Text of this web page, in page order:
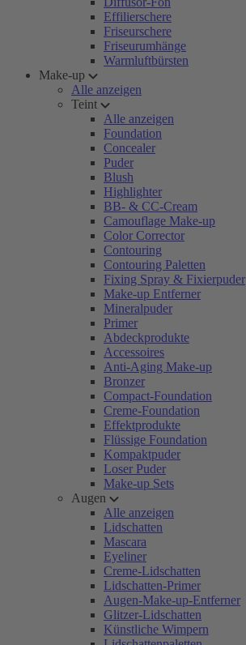
Effilierschere
Friseurschere
Friseurumhänge
Warmluftbürsten
Make-up
Alle anzeigen
Teint
Alle anzeigen
Foundation
Concealer
Puder
Blush
Highlighter
BB- & CC-Cream
Camouflage Make-up
Color Corrector
Contouring
Contouring Paletten
Fixing Spray & Fixierpuder
Make-up Entferner
Mineralpuder
Primer
Abdeckprodukte
Accessoires
Anti-Aging Make-up
Bronzer
Compact-Foundation
Creme-Foundation
Effektprodukte
Flüssige Foundation
Kompaktpuder
Loser Puder
Make-up Sets
Augen
Alle anzeigen
Lidschatten
Mascara
Eyeliner
Creme-Lidschatten
Lidschatten-Primer
Augen-Make-up-Entferner
Glitzer-Lidschatten
Künstliche Wimpern